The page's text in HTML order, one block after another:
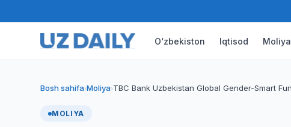
O‘zbekiston Iqtisod Moliya
Bosh sahifa›Moliya›TBC Bank Uzbekistan Global Gender-Smart
MOLIYA